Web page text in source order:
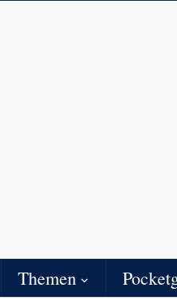
Themen